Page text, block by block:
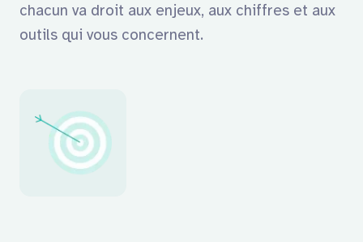
chacun va droit aux enjeux, aux chiffres et aux
outils qui vous concernent.